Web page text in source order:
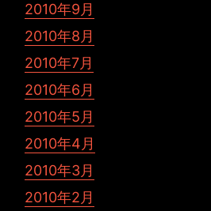
2010年9月
2010年8月
2010年7月
2010年6月
2010年5月
2010年4月
2010年3月
2010年2月